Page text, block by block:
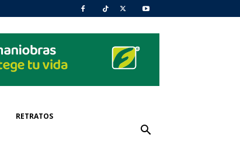
RETRATOS